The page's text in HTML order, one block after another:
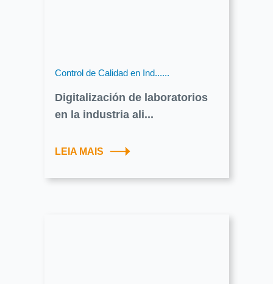
Control de Calidad en Ind......
Digitalización de laboratorios
en la industria ali...
LEIA MAIS